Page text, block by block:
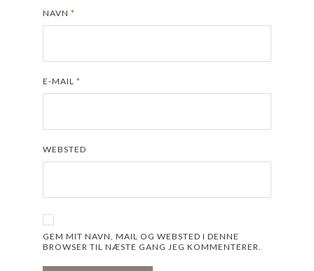
NAVN *
E-MAIL *
WEBSTED
GEM MIT NAVN, MAIL OG WEBSTED I DENNE
BROWSER TIL NÆSTE GANG JEG KOMMENTERER.